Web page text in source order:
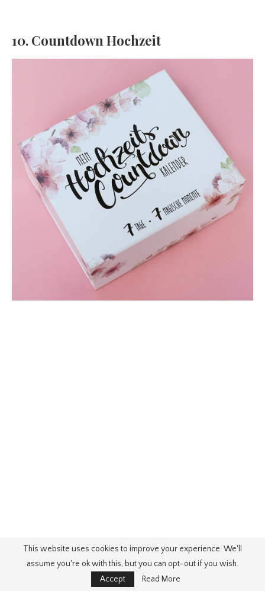
10. Countdown Hochzeit
This website uses cookies to improve your experience. We'll
assume you're ok with this, but you can opt-out if you wish.
Accept
Read More